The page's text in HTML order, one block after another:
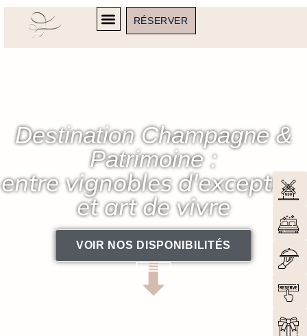
RÉSERVER
Destination Champagne &
Patrimoine :
entre vignobles d'exception
et art de vivre
VOIR NOS DISPONIBILITÉS